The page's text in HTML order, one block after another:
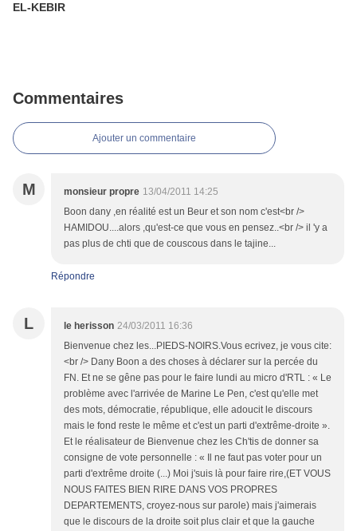
EL-KEBIR
Commentaires
Ajouter un commentaire
M monsieur propre 13/04/2011 14:25
Boon dany ,en réalité est un Beur et son nom c'est<br />
HAMIDOU....alors ,qu'est-ce que vous en pensez..<br /> il 'y a
pas plus de chti que de couscous dans le tajine...
Répondre
L le herisson 24/03/2011 16:36
Bienvenue chez les...PIEDS-NOIRS.Vous ecrivez, je vous cite:
<br /> Dany Boon a des choses à déclarer sur la percée du
FN. Et ne se gêne pas pour le faire lundi au micro d'RTL : « Le
problème avec l'arrivée de Marine Le Pen, c'est qu'elle met
des mots, démocratie, république, elle adoucit le discours
mais le fond reste le même et c'est un parti d'extrême-droite ».
Et le réalisateur de Bienvenue chez les Ch'tis de donner sa
consigne de vote personnelle : « Il ne faut pas voter pour un
parti d'extrême droite (...) Moi j'suis là pour faire rire,(ET VOUS
NOUS FAITES BIEN RIRE DANS VOS PROPRES
DEPARTEMENTS, croyez-nous sur parole) mais j'aimerais
que le discours de la droite soit plus clair et que la gauche